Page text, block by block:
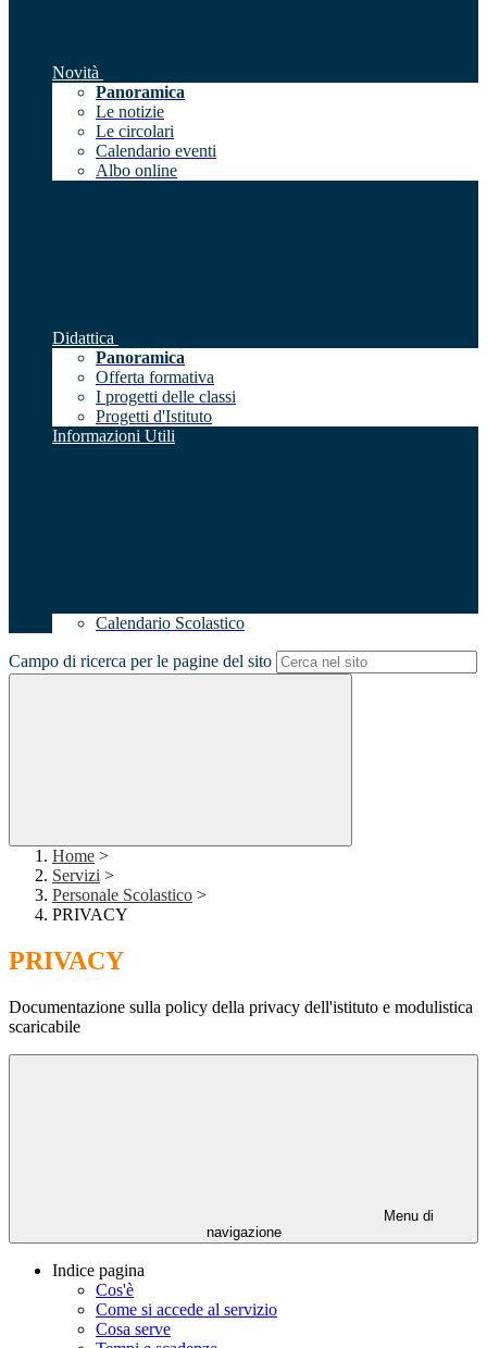
Novità
Panoramica
Le notizie
Le circolari
Calendario eventi
Albo online
Didattica
Panoramica
Offerta formativa
I progetti delle classi
Progetti d'Istituto
Informazioni Utili
Calendario Scolastico
Campo di ricerca per le pagine del sito
Home >
Servizi >
Personale Scolastico >
PRIVACY
PRIVACY
Documentazione sulla policy della privacy dell'istituto e modulistica
scaricabile
Menu di
navigazione
Indice pagina
Cos'è
Come si accede al servizio
Cosa serve